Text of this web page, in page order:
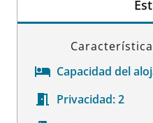
Capacidad del
Privacidad:2